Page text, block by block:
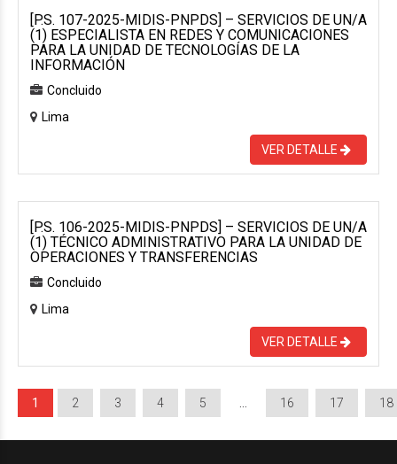
[P.S. 107-2025-MIDIS-PNPDS] – SERVICIOS DE UN/A
(1) ESPECIALISTA EN REDES Y COMUNICACIONES
PARA LA UNIDAD DE TECNOLOGÍAS DE LA
INFORMACIÓN
Concluido
Lima
VER DETALLE
[P.S. 106-2025-MIDIS-PNPDS] – SERVICIOS DE UN/A
(1) TÉCNICO ADMINISTRATIVO PARA LA UNIDAD DE
OPERACIONES Y TRANSFERENCIAS
Concluido
Lima
VER DETALLE
1 2 3 4 5 16 17 18